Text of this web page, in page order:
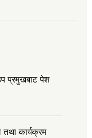
प्रमुखबाट पेश
कार्यक्रम